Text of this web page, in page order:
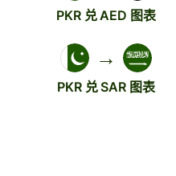
PKR 兑 AED 图表
→
PKR 兑 SAR 图表